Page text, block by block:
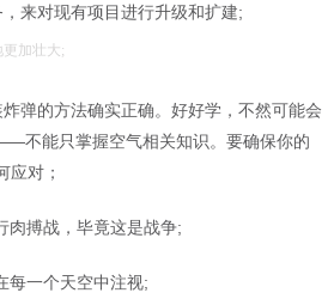
来对现有项目进行升级和扩建;
加壮大;
弹的方法确实正确。好好学，不然可能会
不能只掌握空气相关知识。要确保你的
应对；
肉搏战，毕竟这是战争;
每一个天空中注视;